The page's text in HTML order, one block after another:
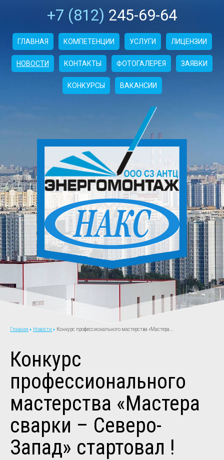
+7 (812) 245-69-64
ГЛАВНАЯ КОМПЕТЕНЦИИ УСЛУГИ ЛИЦЕНЗИИ
НОВОСТИ КОНТАКТЫ ФОТОГАЛЕРЕЯ ЗАЯВКИ
КОНКУРСЫ ВАКАНСИИ
Главная Новости Конкурс профессионального мастерства «Мастера...
Конкурс
профессионального
мастерства «Мастера
сварки – Северо-
Запад» стартовал !